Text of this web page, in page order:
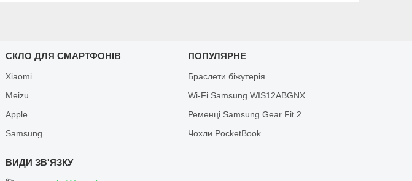
СКЛО ДЛЯ СМАРТФОНІВ
Xiaomi
Meizu
Apple
Samsung
ПОПУЛЯРНЕ
Браслети біжутерія
Wi-Fi Samsung WIS12ABGNX
Ременці Samsung Gear Fit 2
Чохли PocketBook